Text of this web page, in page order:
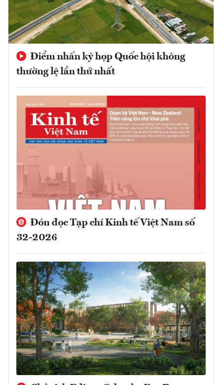
Điểm nhấn kỳ họp Quốc hội không
thường lệ lần thứ nhất
Đón đọc Tạp chí Kinh tế Việt Nam số
32-2026